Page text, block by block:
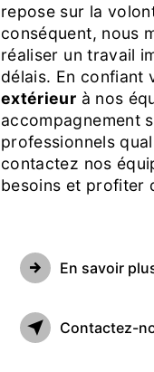
repose sur la
conséquent, nous
réaliser un travail
délais. En confiant
extérieur à nos
accompagnement
professionnels
contactez nos
besoins et profiter
En savoir
Contactez-